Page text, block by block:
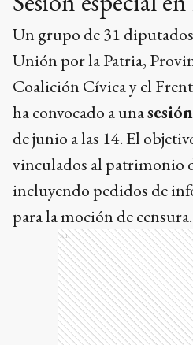
Un grupo de 31
Unión por la Patria,
Coalición Cívica y el
ha convocado a una
de junio a las 14. El
vinculados al patrimonio
incluyendo pedidos de
para la moción de censura.
Ads